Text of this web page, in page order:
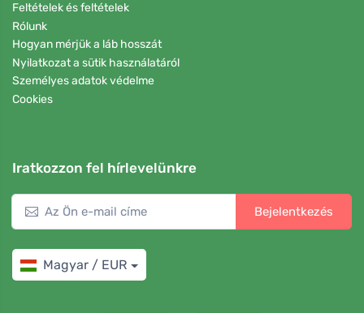
Feltételek és feltételek
Rólunk
Hogyan mérjük a láb hosszát
Nyilatkozat a sütik használatáról
Személyes adatok védelme
Cookies
Iratkozzon fel hírlevelünkre
Bejelentkezés
Magyar / EUR